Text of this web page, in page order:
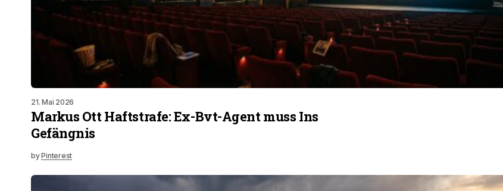
21. Mai 2026
Markus Ott Haftstrafe: Ex-Bvt-Agent muss Ins
Gefängnis
byPinterest